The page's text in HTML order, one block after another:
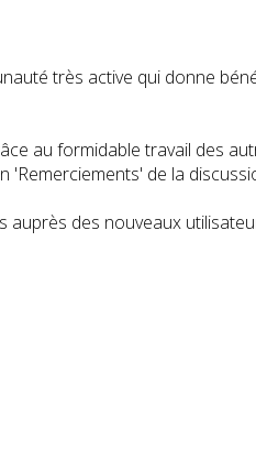
très active qui donne
au formidable travail des
de la
des nouveaux